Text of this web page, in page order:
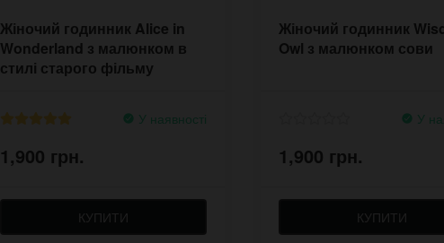
Жіночий годинник Alice in
Wonderland з малюнком в
стилі старого фільму
У наявності
1,900 грн.
КУПИТИ
Жіночий годинник
Owl з малюнком сови
У
1,900 грн.
КУПИТИ